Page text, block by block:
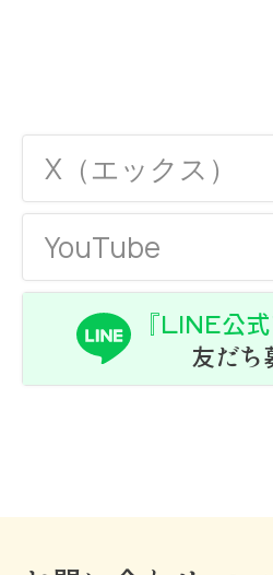
X（エックス）
YouTube
『LINE公
友だち